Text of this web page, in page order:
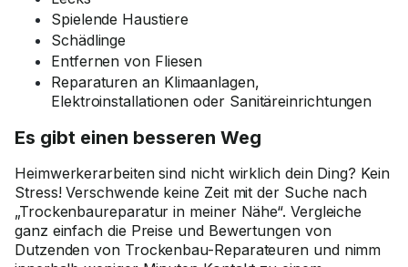
Spielende Haustiere
Schädlinge
Entfernen von Fliesen
Reparaturen an Klimaanlagen,
Elektroinstallationen oder Sanitäreinrichtungen
Es gibt einen besseren Weg
Heimwerkerarbeiten sind nicht wirklich dein Ding? Kein
Stress! Verschwende keine Zeit mit der Suche nach
„Trockenbaureparatur in meiner Nähe“. Vergleiche
ganz einfach die Preise und Bewertungen von
Dutzenden von Trockenbau-Reparateuren und nimm